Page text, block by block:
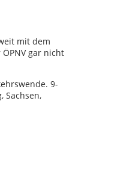
mit dem
gar nicht
9-
Sachsen,